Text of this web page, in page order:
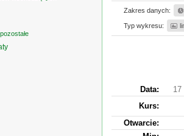
Zakres danych:
Typ wykresu:
Data:
17
Kurs:
Otwarcie: